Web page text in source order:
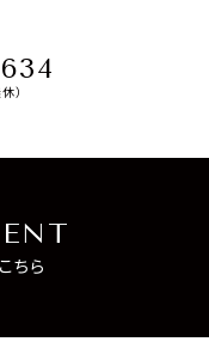
）
ちら